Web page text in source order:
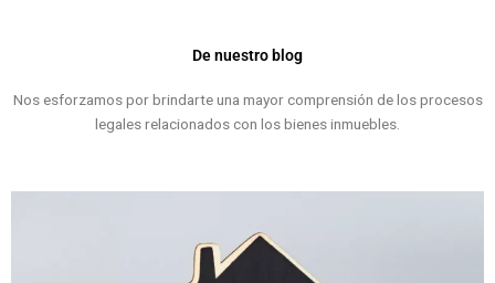
De nuestro blog
Nos esforzamos por brindarte una mayor comprensión de los procesos
legales relacionados con los bienes inmuebles.